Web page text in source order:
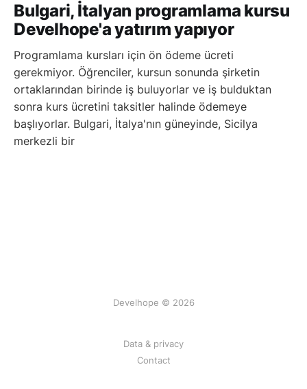
Bulgari, İtalyan programlama kursu
Develhope'a yatırım yapıyor
Programlama kursları için ön ödeme ücreti
gerekmiyor. Öğrenciler, kursun sonunda şirketin
ortaklarından birinde iş buluyorlar ve iş bulduktan
sonra kurs ücretini taksitler halinde ödemeye
başlıyorlar. Bulgari, İtalya'nın güneyinde, Sicilya
merkezli bir
Develhope © 2026
Data & privacy
Contact